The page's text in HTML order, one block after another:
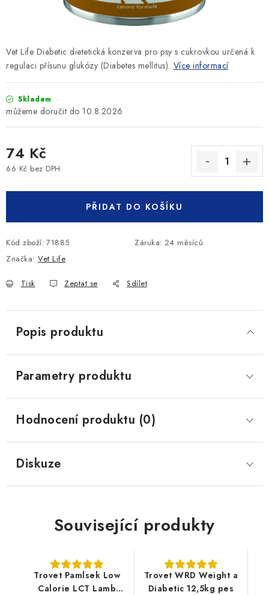
Kontakty
Obchodní podmínky
Vet Life Diabetic dietetická konzerva pro psy s cukrovkou určená k
regulaci přísunu glukózy (Diabetes mellitus). Více informací
Skladem
10.8.2026
74 Kč
66 Kč bez DPH
PŘIDAT DO KOŠÍKU
Kód zboží: 71885 Záruka: 24 měsíců
Značka: Vet Life
Tisk Zeptat se Sdílet
Popis produktu
Parametry produktu
Hodnocení produktu (0)
Diskuze
Související produkty
Trovet Pamlsek Low
Calorie LCT Lamb
Trovet WRD Weight a
Diabetic 12,5kg pes